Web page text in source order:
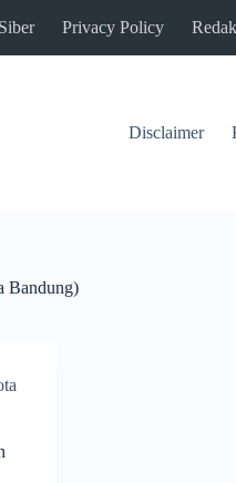
Privacy Policy
Disclaimer
Bandung)